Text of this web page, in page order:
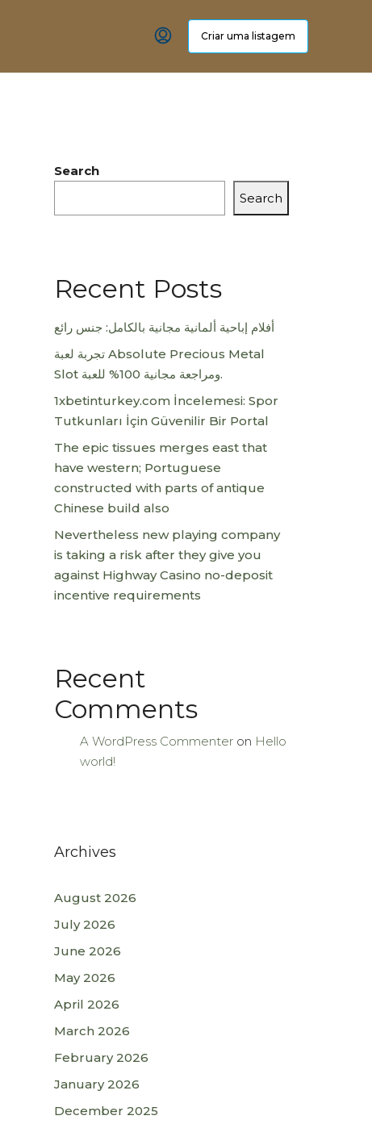
Criar uma listagem
Search
Search
Recent Posts
أفلام إباحية ألمانية مجانية بالكامل: جنس رائع
تجربة لعبة Absolute Precious Metal
Slot ومراجعة مجانية 100% للعبة.
1xbetinturkey.com İncelemesi: Spor
Tutkunları İçin Güvenilir Bir Portal
The epic tissues merges east that
have western; Portuguese
constructed with parts of antique
Chinese build also
Nevertheless new playing company
is taking a risk after they give you
against Highway Casino no-deposit
incentive requirements
Recent
Comments
A WordPress Commenter on Hello
world!
Archives
August 2026
July 2026
June 2026
May 2026
April 2026
March 2026
February 2026
January 2026
December 2025